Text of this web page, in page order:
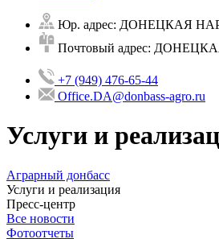
Юр. адрес: ДОНЕЦКАЯ
Почтовый адрес:
+7 (949) 476-65-44
Office.DA@donbass-agro.ru
Услуги и
Аграрный донбасс
Услуги и реализация
Пресс-центр
Все новости
Фотоотчеты